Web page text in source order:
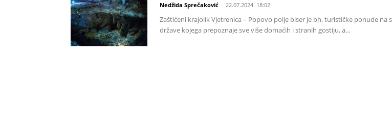
Nedžida Sprečaković - 22.07.2024. 18:02
Zaštićeni krajolik Vjetrenica – Popovo polje biser je bh. turističke ponude na
države kojega prepoznaje sve više domaćih i stranih gostiju, a...